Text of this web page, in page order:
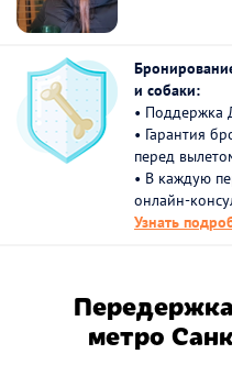
и собаки:
• Поддержка
• Гарантия
перед
• В каждую
онлайн-
Узнать
метро